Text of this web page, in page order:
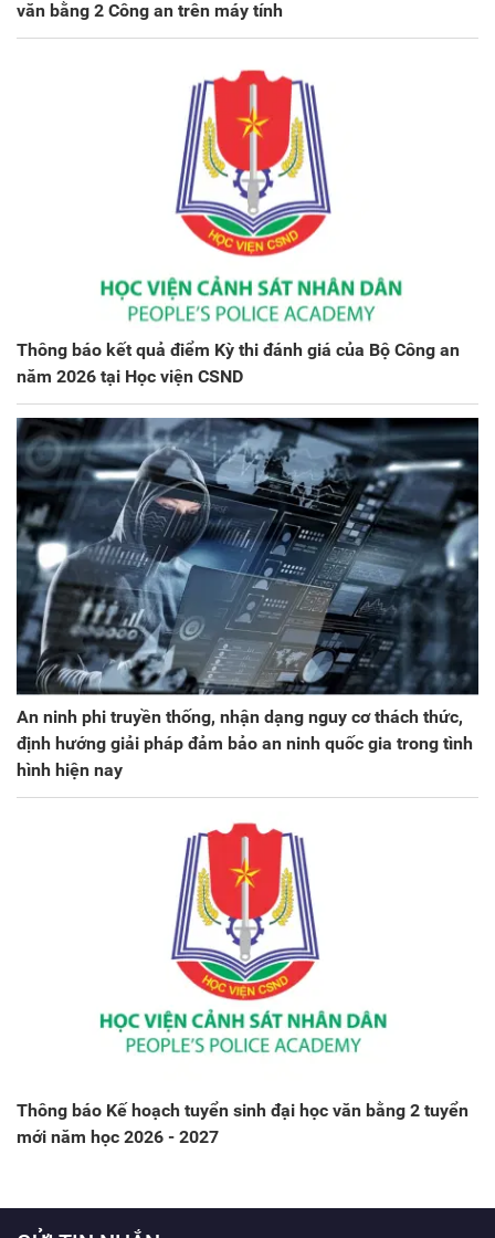
văn bằng 2 Công an trên máy tính
Thông báo kết quả điểm Kỳ thi đánh giá của Bộ Công an
năm 2026 tại Học viện CSND
An ninh phi truyền thống, nhận dạng nguy cơ thách thức,
định hướng giải pháp đảm bảo an ninh quốc gia trong tình
hình hiện nay
Thông báo Kế hoạch tuyển sinh đại học văn bằng 2 tuyển
mới năm học 2026 - 2027